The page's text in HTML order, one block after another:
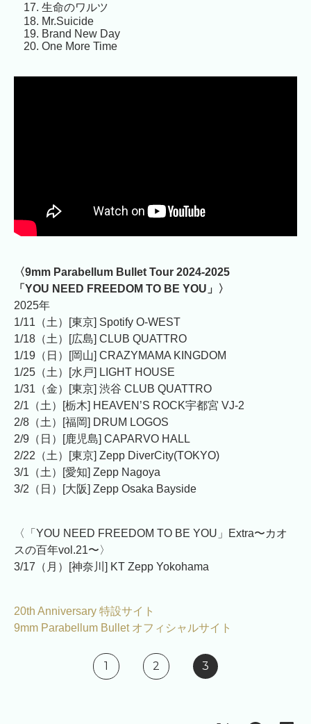
生命のワルツ
Mr.Suicide
Brand New Day
One More Time
〈9mm Parabellum Bullet Tour 2024-2025
「YOU NEED FREEDOM TO BE YOU」〉
2025年
1/11（土）[東京] Spotify O-WEST
1/18（土）[広島] CLUB QUATTRO
1/19（日）[岡山] CRAZYMAMA KINGDOM
1/25（土）[水戸] LIGHT HOUSE
1/31（金）[東京] 渋谷 CLUB QUATTRO
2/1（土）[栃木] HEAVEN’S ROCK宇都宮 VJ-2
2/8（土）[福岡] DRUM LOGOS
2/9（日）[鹿児島] CAPARVO HALL
2/22（土）[東京] Zepp DiverCity(TOKYO)
3/1（土）[愛知] Zepp Nagoya
3/2（日）[大阪] Zepp Osaka Bayside
〈「YOU NEED FREEDOM TO BE YOU」Extra〜カオ
スの百年vol.21〜〉
3/17（月）[神奈川] KT Zepp Yokohama
20th Anniversary 特設サイト
9mm Parabellum Bullet オフィシャルサイト
1 2 3